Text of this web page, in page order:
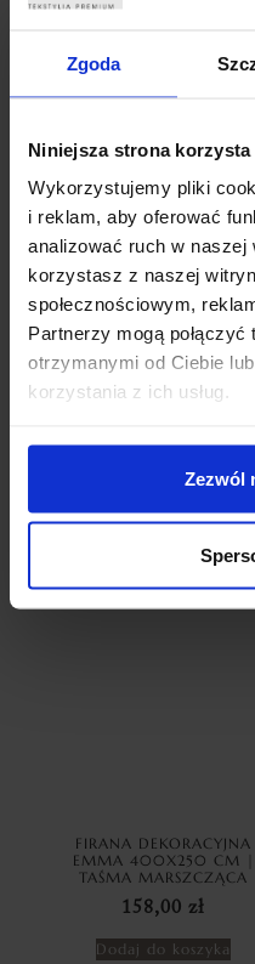
Zgoda
Niniejsza strona
Wykorzystujemy pliki
i reklam, aby oferować
analizować ruch w
korzystasz z naszej
społecznościowym,
Partnerzy mogą
otrzymanymi od Ciebie
korzystania z ich usług.
Zezwól
FIRANA DEKORACYJNA
Dodaj do koszyka
FIRANA DEKORACYJNA
EMMA 400X230 CM |
FIRANA DEKORACYJNA
EMMA 400X250 CM |
TAŚMA MARSZCZĄCA
158,00 zł
Dodaj do koszyka